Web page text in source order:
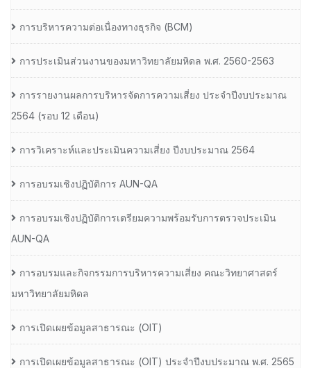
การบริหารความต่อเนื่องทางธุรกิจ (BCM)
การประเมินส่วนงานของมหาวิทยาลัยมหิดล พ.ศ. 2560-2563
การรายงานผลการบริหารจัดการความเสี่ยง ประจำปีงบประมาณ
2564 (รอบ 12 เดือน)
การวิเคราะห์และประเมินความเสี่ยง ปีงบประมาณ 2564
การอบรมเชิงปฏิบัติการ AUN-QA
การอบรมเชิงปฏิบัติการเตรียมความพร้อมรับการตรวจประเมิน
AUN-QA
การอบรมและกิจกรรมการบริหารความเสี่ยง คณะวิทยาศาสตร์
มหาวิทยาลัยมหิดล
การเปิดเผยข้อมูลสาธารณะ (OIT)
การเปิดเผยข้อมูลสาธารณะ (OIT) ประจำปีงบประมาณ พ.ศ. 2565